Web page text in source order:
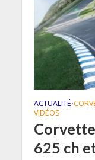
ACTUALITÉ•
VIDÉOS
625 ch